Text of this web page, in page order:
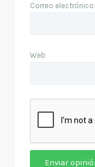
Correo electrónico
Web